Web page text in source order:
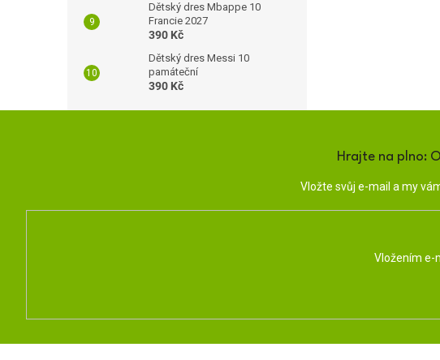
Dětský dres Mbappe 10
Francie 2027
390 Kč
Dětský dres Messi 10
památeční
390 Kč
Hrajte na plno:
Vložte svůj e-mail a my
Vložením e-